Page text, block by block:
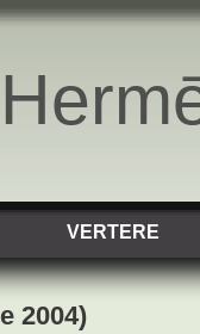
VERTERE
2004)